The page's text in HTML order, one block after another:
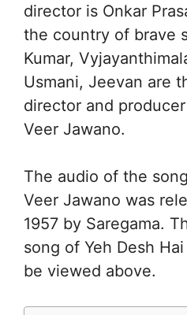
director is Onkar
the country of brave
Kumar,
Usmani, Jeevan are
director and
Veer Jawano.
The audio of the
Veer Jawano was
1957 by Saregama.
song of Yeh Desh
be viewed above.